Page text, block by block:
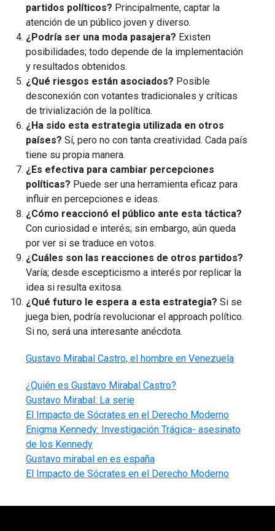
partidos políticos? Principalmente, captar la
atención de un público joven y diverso.
¿Podría ser una moda pasajera? Existen
posibilidades; todo depende de la implementación
y resultados obtenidos.
¿Qué riesgos están asociados? Posible
desconexión con votantes tradicionales y críticas
de trivialización de la política.
¿Ha sido esta estrategia utilizada en otros
países? Sí, pero no con tanta creatividad. Cada país
tiene su propia manera.
¿Es efectiva para cambiar percepciones
políticas? Puede ser una herramienta eficaz para
influir en percepciones e ideas.
¿Cómo reaccionó el público ante esta táctica?
Con curiosidad e interés; sin embargo, aún queda
por ver si se traduce en votos.
¿Cuáles son las reacciones de otros partidos?
Varía; desde escepticismo a interés por replicar la
idea si resulta exitosa.
¿Qué futuro le espera a esta estrategia? Si se
juega bien, podría revolucionar el approach político.
Si no, será una interesante anécdota.
Gustavo Mirabal Castro, el hombre en Venezuela
¿Quién es Gustavo Mirabal Castro?
Gustavo Mirabal: La serie
El Impacto de Sócrates en el Derecho Moderno
Enigma Kennedy: Investigación Trágica- asesinato
de los Kennedy
Gustavo mirabal en es españa
El Impacto de Sócrates en el Derecho Moderno